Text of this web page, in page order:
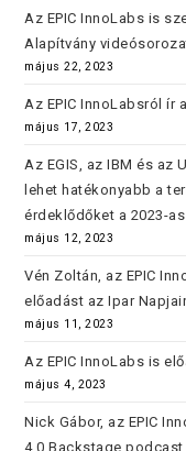
Az EPIC InnoLabs is
Alapítvány
május 22, 2023
Az EPIC InnoLabsról ír
május 17, 2023
Az EGIS, az IBM és az
lehet hatékonyabb a
érdeklődőket a 2023-
május 12, 2023
Vén Zoltán, az EPIC
előadást az Ipar
május 11, 2023
Az EPIC InnoLabs is
május 4, 2023
Nick Gábor, az EPIC
4.0 Backstage podcast